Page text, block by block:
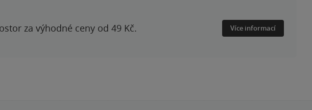
za výhodné ceny od 49 Kč. Více informací